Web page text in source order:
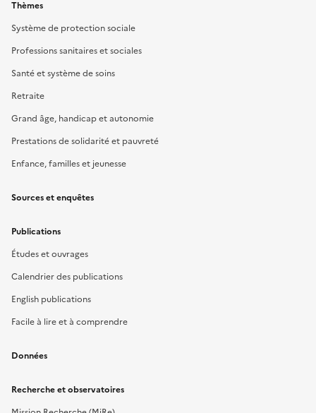
Thèmes
Système de protection sociale
Professions sanitaires et sociales
Santé et système de soins
Retraite
Grand âge, handicap et autonomie
Prestations de solidarité et pauvreté
Enfance, familles et jeunesse
Sources et enquêtes
Publications
Études et ouvrages
Calendrier des publications
English publications
Facile à lire et à comprendre
Données
Recherche et observatoires